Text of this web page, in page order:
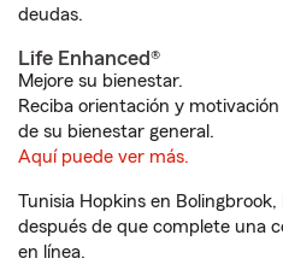
deudas.
Life Enhanced®
Mejore su bienestar.
Reciba orientación y
de su bienestar general.
Aquí puede ver más.
Tunisia Hopkins en
después de que complete una
en línea.